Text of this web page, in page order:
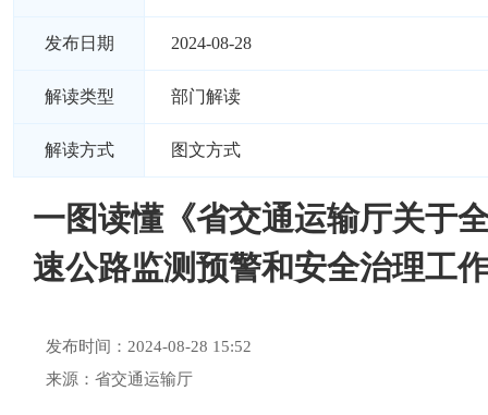
发布日期 2024-08-28
解读类型 部门解读
解读方式 图文方式
一图读懂《省交通运输厅关于
速公路监测预警和安全治理工
发布时间：2024-08-28 15:52
来源：省交通运输厅